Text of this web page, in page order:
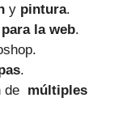
y pintura.
la web.
.
múltiples